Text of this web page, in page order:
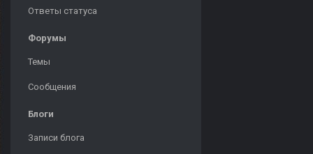
Ответы статуса
Форумы
Темы
Сообщения
Блоги
Записи блога